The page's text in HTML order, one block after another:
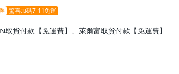
驚喜加碼7-11免運
取貨付款【免運費】、萊爾富取貨付款【免運費】